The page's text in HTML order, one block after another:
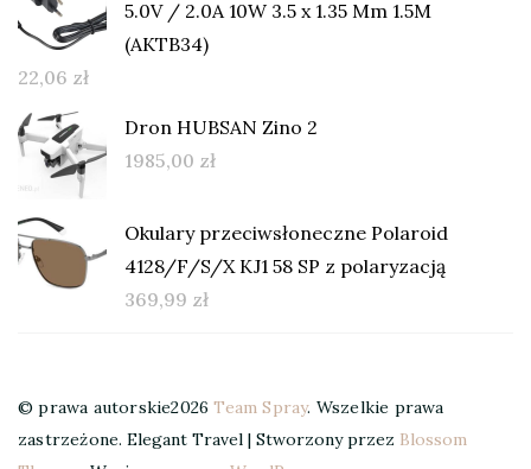
5.0V / 2.0A 10W 3.5 x 1.35 Mm 1.5M
(AKTB34)
22,06 zł
Dron HUBSAN Zino 2
1985,00 zł
Okulary przeciwsłoneczne Polaroid
4128/F/S/X KJ1 58 SP z polaryzacją
369,99 zł
© prawa autorskie2026Team Spray. Wszelkie prawa
zastrzeżone. Elegant Travel | Stworzony przez Blossom